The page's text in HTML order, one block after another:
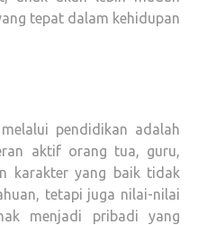
tepat dalam kehidupan
pendidikan adalah
aktif orang tua, guru,
karakter yang baik tidak
tetapi juga nilai-nilai
menjadi pribadi yang